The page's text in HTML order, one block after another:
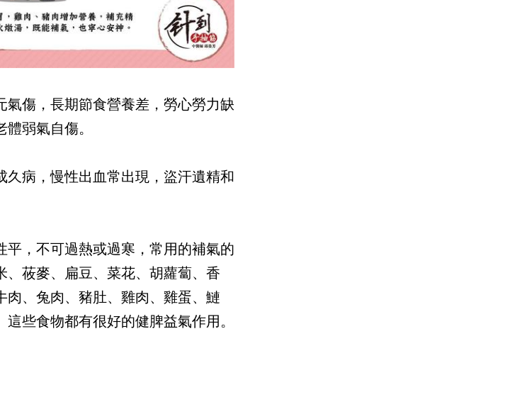
氣傷，長期節食營養差，勞心勞力缺
弱氣自傷。
久病，慢性出血常出現，盜汗遺精和
平，不可過熱或過寒，常用的補氣的
、莜麥、扁豆、菜花、胡蘿蔔、香
肉、兔肉、豬肚、雞肉、雞蛋、鰱
些食物都有很好的健脾益氣作用。